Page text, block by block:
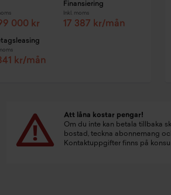
000 kr
Finansiering
Inkl. moms
17 387 kr/mån
kr/mån
Att låna kostar pengar!
Om du inte kan betala tillbaka
bostad, teckna abonnemang
Kontaktuppgifter finns på